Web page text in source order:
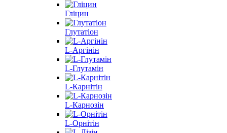
Гліцин
Глутатіон
L-Аргінін
L-Глутамін
L-Карнітін
L-Карнозін
L-Орнітін